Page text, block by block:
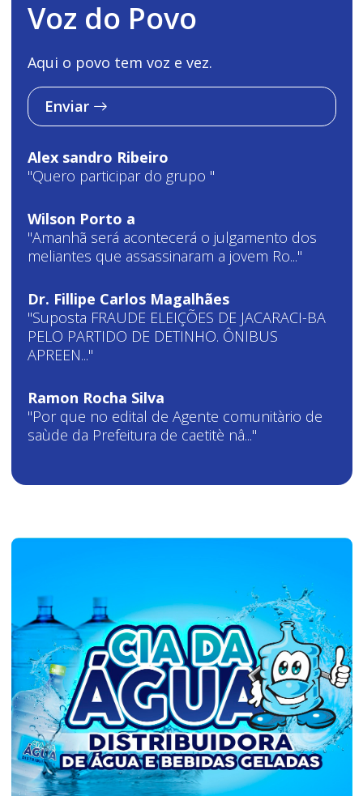
Voz do Povo
Aqui o povo tem voz e vez.
Enviar
Alex sandro Ribeiro
"Quero participar do grupo "
Wilson Porto a
"Amanhã será acontecerá o julgamento dos
meliantes que assassinaram a jovem Ro..."
Dr. Fillipe Carlos Magalhães
"Suposta FRAUDE ELEIÇÕES DE JACARACI-BA
PELO PARTIDO DE DETINHO. ÔNIBUS
APREEN..."
Ramon Rocha Silva
"Por que no edital de Agente comunitàrio de
saùde da Prefeitura de caetitè nâ..."